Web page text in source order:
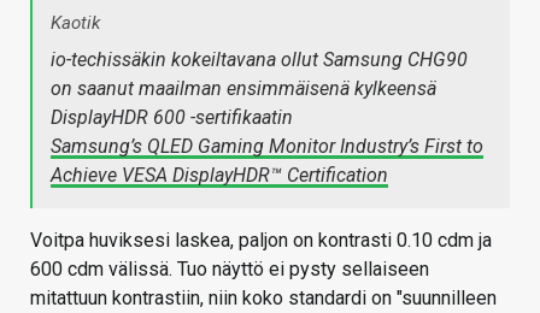
Kaotik
io-techissäkin kokeiltavana ollut Samsung CHG90
on saanut maailman ensimmäisenä kylkeensä
DisplayHDR 600 -sertifikaatin
Samsung’s QLED Gaming Monitor Industry’s First to
Achieve VESA DisplayHDR™ Certification
Voitpa huviksesi laskea, paljon on kontrasti 0.10 cdm ja
600 cdm välissä. Tuo näyttö ei pysty sellaiseen
mitattuun kontrastiin, niin koko standardi on "suunnilleen